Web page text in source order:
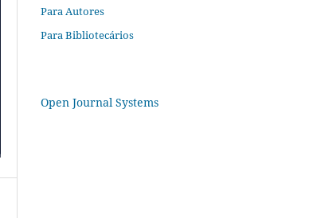
Para Autores
Para Bibliotecários
Open Journal Systems